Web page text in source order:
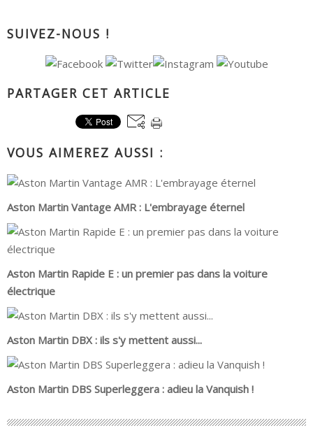
SUIVEZ-NOUS !
PARTAGER CET ARTICLE
VOUS AIMEREZ AUSSI :
Aston Martin Vantage AMR : L'embrayage éternel
Aston Martin Rapide E : un premier pas dans la voiture
électrique
Aston Martin DBX : ils s'y mettent aussi...
Aston Martin DBS Superleggera : adieu la Vanquish !